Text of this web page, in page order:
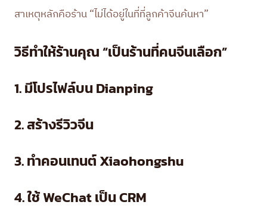
สาเหตุหลักคือร้าน “ไม่ได้อยู่ในที่ที่ลูกค้าจีนค้นหา”
วิธีทำให้ร้านคุณ “เป็นร้านที่คนจีนเลือก”
1. มีโปรไฟล์บน Dianping
2. สร้างรีวิวจีน
3. ทำคอนเทนต์ Xiaohongshu
4. ใช้ WeChat เป็น CRM